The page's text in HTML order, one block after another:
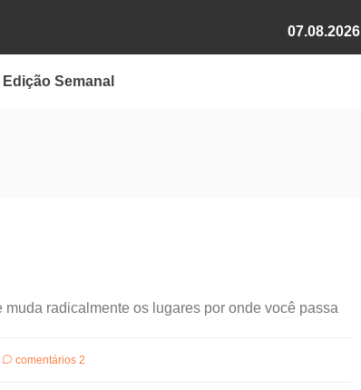
07.08.2026
Edição Semanal
radicalmente os lugares por onde você passa
comentários 2